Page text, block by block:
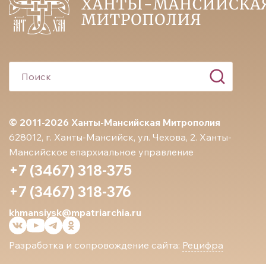
© 2011-2026 Ханты-Мансийская Митрополия
628012, г. Ханты-Мансийск, ул. Чехова, 2. Ханты-
Мансийское епархиальное управление
+7 (3467) 318-375
+7 (3467) 318-376
khmansiysk@mpatriarchia.ru
Разработка и сопровождение сайта: Рецифра